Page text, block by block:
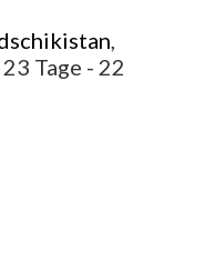
23 Tage - 22